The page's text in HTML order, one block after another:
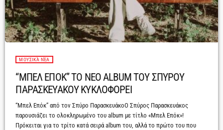
ΜΟΥΣΙΚΆ ΝΈΑ
“ΜΠΕΛ ΕΠΟΚ” ΤΟ ΝΕΟ ALBUM ΤΟΥ ΣΠΥΡΟΥ
ΠΑΡΑΣΚΕΥΑΚΟΥ ΚΥΚΛΟΦΟΡΕΙ
“Μπελ Επόκ” από τον Σπύρο ΠαρασκευάκοΟ Σπύρος Παρασκευάκος
παρουσιάζει το ολοκληρωμένο του album με τίτλο «Μπελ Επόκ»!
Πρόκειται για το τρίτο κατά σειρά album του, αλλά το πρώτο του που